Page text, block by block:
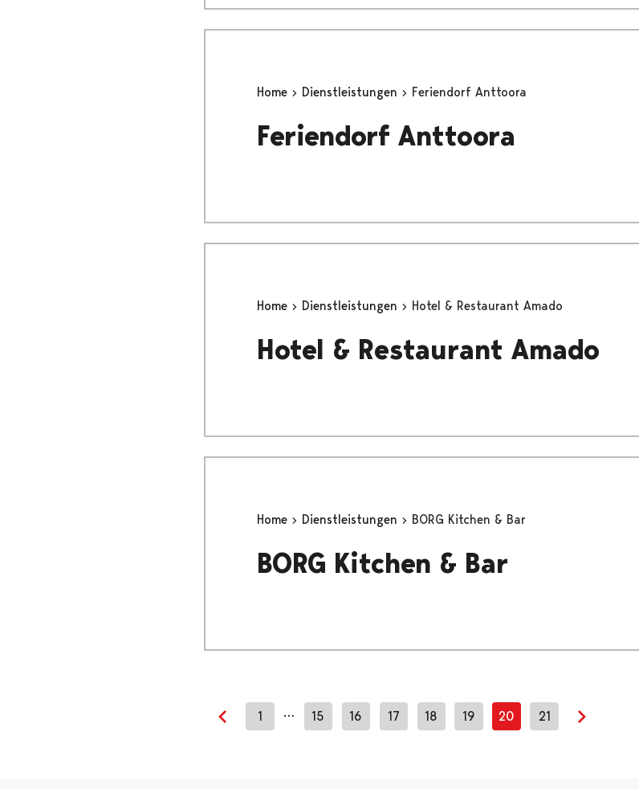
Home Dienstleistungen Feriendorf Anttoora
Feriendorf Anttoora
Home Dienstleistungen Hotel & Restaurant Amado
Hotel & Restaurant Amado
Home Dienstleistungen BORG Kitchen & Bar
BORG Kitchen & Bar
Previous page
1 … 15 16 17 18 19 20 21